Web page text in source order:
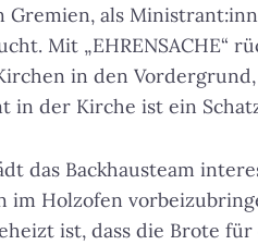
Gremien, als
Mit „EHRENSACHE“
in den
in der Kirche ist ein
das Backhausteam
im Holzofen
ist, dass die Brote